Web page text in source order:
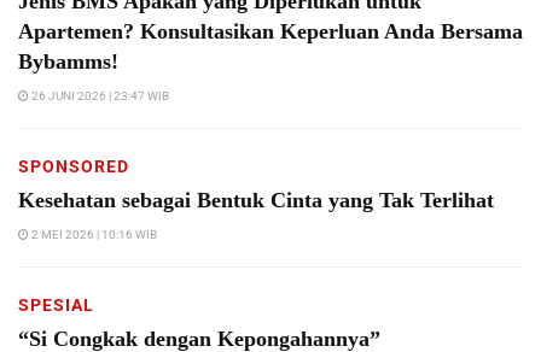
Apartemen? Konsultasikan Keperluan Anda Bersama
Bybamms!
26 JUNI 2026 | 23:47 WIB
SPONSORED
Kesehatan sebagai Bentuk Cinta yang Tak Terlihat
2 MEI 2026 | 10:16 WIB
SPESIAL
“Si Congkak dengan Kepongahannya”